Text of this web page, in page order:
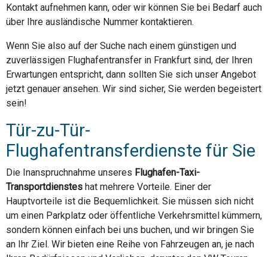
Kontakt aufnehmen kann, oder wir können Sie bei Bedarf auch
über Ihre ausländische Nummer kontaktieren.
Wenn Sie also auf der Suche nach einem günstigen und
zuverlässigen Flughafentransfer in Frankfurt sind, der Ihren
Erwartungen entspricht, dann sollten Sie sich unser Angebot
jetzt genauer ansehen. Wir sind sicher, Sie werden begeistert
sein!
Tür-zu-Tür-
Flughafentransferdienste für Sie
Die Inanspruchnahme unseres Flughafen-Taxi-
Transportdienstes hat mehrere Vorteile. Einer der
Hauptvorteile ist die Bequemlichkeit. Sie müssen sich nicht
um einen Parkplatz oder öffentliche Verkehrsmittel kümmern,
sondern können einfach bei uns buchen, und wir bringen Sie
an Ihr Ziel. Wir bieten eine Reihe von Fahrzeugen an, je nach